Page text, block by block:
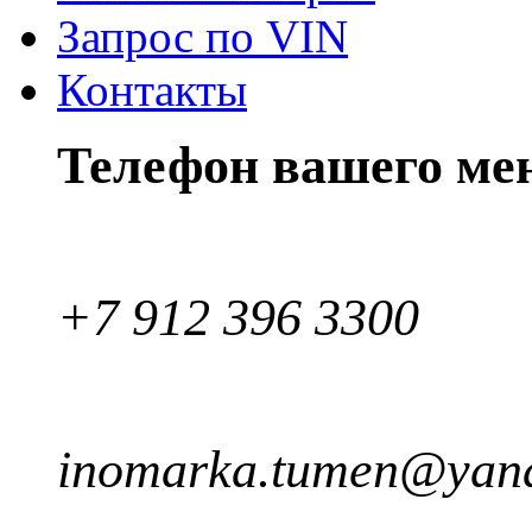
Запрос по VIN
Контакты
Телефон вашего
+7 912 396 3300